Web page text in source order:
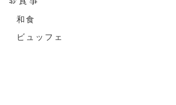
和食
ビュッフェ